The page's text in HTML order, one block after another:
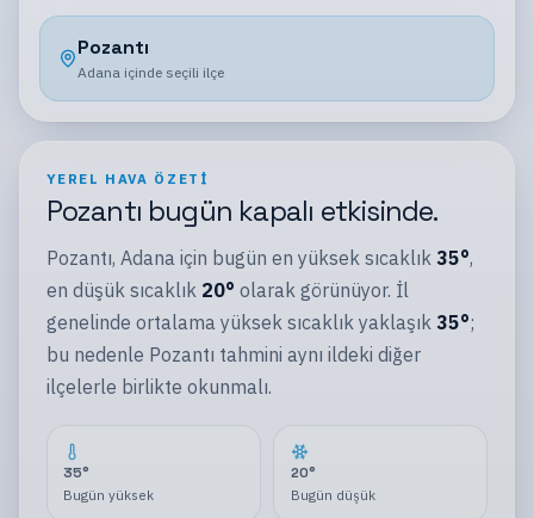
Pozantı
Adana içinde seçili ilçe
YEREL HAVA ÖZETI
Pozantı bugün kapalı etkisinde.
Pozantı, Adanaiçin bugün en yüksek sıcaklık 35°,
en düşük sıcaklık 20° olarak görünüyor. İl
genelinde ortalama yüksek sıcaklık yaklaşık 35°;
bu nedenle Pozantı tahmini aynı ildeki diğer
ilçelerle birlikte okunmalı.
35°
Bugün yüksek
20°
Bugün düşük